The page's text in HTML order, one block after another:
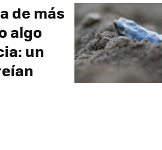
de más
algo
un